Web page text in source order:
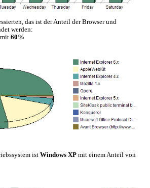
das ist der Anteil der Browser und
werden:
60%
ist Windows XP mit einem Anteil von